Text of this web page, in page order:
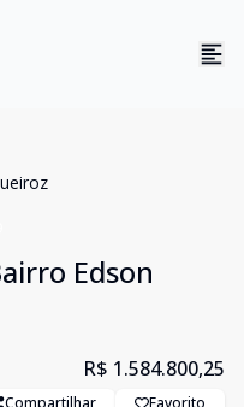
Edson
R$ 1.584.800,25
Compartilhar Favorito